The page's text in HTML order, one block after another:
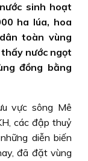
sinh hoạt
ha lúa, hoa
toàn vùng
nước ngọt
đồng bằng
vực sông Mê
các đập thuỷ
diễn biến
đã đặt vùng